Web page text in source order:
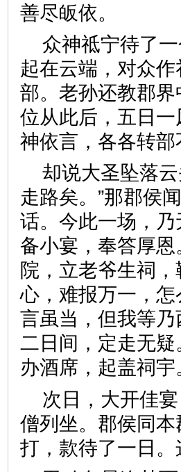
善尽皈依。
众神祗宁待了
起在云端，对众
部。老孙还教郡
位从此后，五日
神依言，各各
却说大圣坠落
走路矣。”那郡侯
话。今此一场，
备小宴，奉答厚
院，立老爷生祠
心，难报万一，怎
言虽当，但我等
二日间，定走无
办酒席，起盖
次日，大开佳
僧列坐。郡侯同
打，款待了一日